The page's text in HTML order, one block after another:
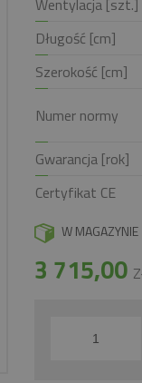
Wentylacja [szt.]
Długość [cm]
Szerokość [cm]
Numer normy
Gwarancja [rok]
Certyfikat CE
W MAGAZYNIE
3 715,00